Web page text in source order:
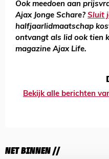
Ook meedoen aan
Ajax Jonge Schare? Sluit
halfjaarlidmaatschap
ontvangt als lid ook tien
magazine Ajax Life.
Bekijk alle berichten
NET BINNEN //